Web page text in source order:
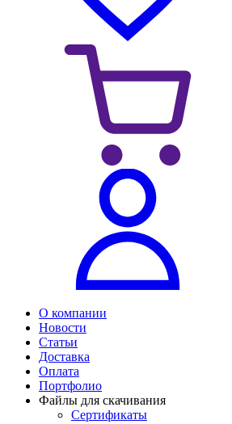
О компании
Новости
Статьи
Доставка
Оплата
Портфолио
Файлы для скачивания
Сертификаты